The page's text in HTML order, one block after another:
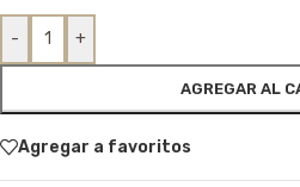
- +
AGREGAR AL
Agregar a favoritos